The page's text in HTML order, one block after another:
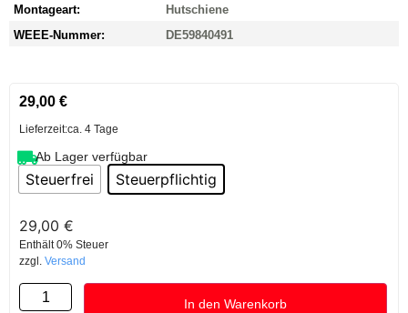
Montageart:
Hutschiene
WEEE-Nummer:
DE59840491
29,00 €
Lieferzeit:ca. 4 Tage
Ab Lager verfügbar
Steuerfrei Steuerpflichtig
29,00 €
Enthält 0% Steuer
zzgl. Versand
In den Warenkorb